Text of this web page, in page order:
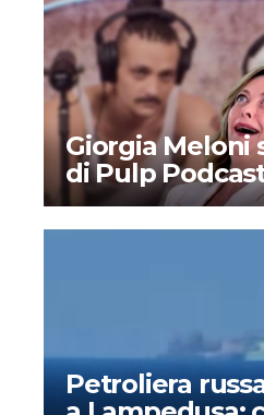
Giorgia Meloni
di Pulp
deciso di
destra?
Petroliera